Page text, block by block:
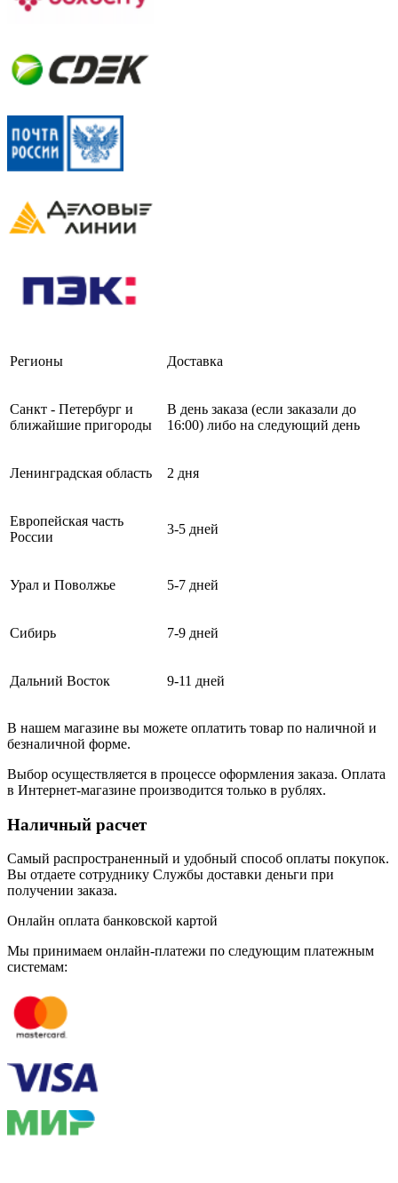
Регионы Доставка
Санкт - Петербург и
ближайшие пригороды
В день заказа (если заказали до
16:00) либо на следующий день
Ленинградская область 2 дня
Европейская часть
России
3-5 дней
Урал и Поволжье 5-7 дней
Сибирь 7-9 дней
Дальний Восток 9-11 дней
В нашем магазине вы можете оплатить товар по наличной и
безналичной форме.
Выбор осуществляется в процессе оформления заказа. Оплата
в Интернет-магазине производится только в рублях.
Наличный расчет
Самый распространенный и удобный способ оплаты покупок.
Вы отдаете сотруднику Службы доставки деньги при
получении заказа.
Онлайн оплата банковской картой
Мы принимаем онлайн-платежи по cледующим платежным
системам: